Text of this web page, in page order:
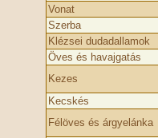
Vonat
Szerba
Klézsei dudadallamok
Öves és havajgatás
Kezes
Kecskés
Félöves és árgyelánka